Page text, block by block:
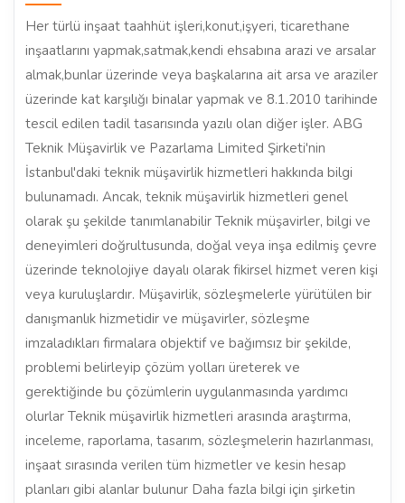
Her türlü inşaat taahhüt işleri,konut,işyeri, ticarethane
inşaatlarını yapmak,satmak,kendi ehsabına arazi ve arsalar
almak,bunlar üzerinde veya başkalarına ait arsa ve araziler
üzerinde kat karşılığı binalar yapmak ve 8.1.2010 tarihinde
tescil edilen tadil tasarısında yazılı olan diğer işler. ABG
Teknik Müşavirlik ve Pazarlama Limited Şirketi'nin
İstanbul'daki teknik müşavirlik hizmetleri hakkında bilgi
bulunamadı. Ancak, teknik müşavirlik hizmetleri genel
olarak şu şekilde tanımlanabilir Teknik müşavirler, bilgi ve
deneyimleri doğrultusunda, doğal veya inşa edilmiş çevre
üzerinde teknolojiye dayalı olarak fikirsel hizmet veren kişi
veya kuruluşlardır. Müşavirlik, sözleşmelerle yürütülen bir
danışmanlık hizmetidir ve müşavirler, sözleşme
imzaladıkları firmalara objektif ve bağımsız bir şekilde,
problemi belirleyip çözüm yolları üreterek ve
gerektiğinde bu çözümlerin uygulanmasında yardımcı
olurlar Teknik müşavirlik hizmetleri arasında araştırma,
inceleme, raporlama, tasarım, sözleşmelerin hazırlanması,
inşaat sırasında verilen tüm hizmetler ve kesin hesap
planları gibi alanlar bulunur Daha fazla bilgi için şirketin